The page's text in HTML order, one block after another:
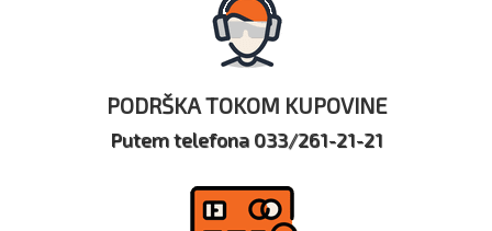
PODRŠKA TOKOM KUPOVINE
Putem telefona 033/261-21-21